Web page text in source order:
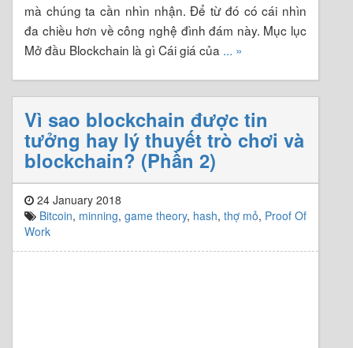
mà chúng ta cần nhìn nhận. Để từ đó có cái nhìn
đa chiều hơn về công nghệ đình đám này. Mục lục
Mở đầu Blockchain là gì Cái giá của ... »
Vì sao blockchain được tin
tưởng hay lý thuyết trò chơi và
blockchain? (Phần 2)
24 January 2018
Bitcoin, minning, game theory, hash, thợ mỏ, Proof Of
Work